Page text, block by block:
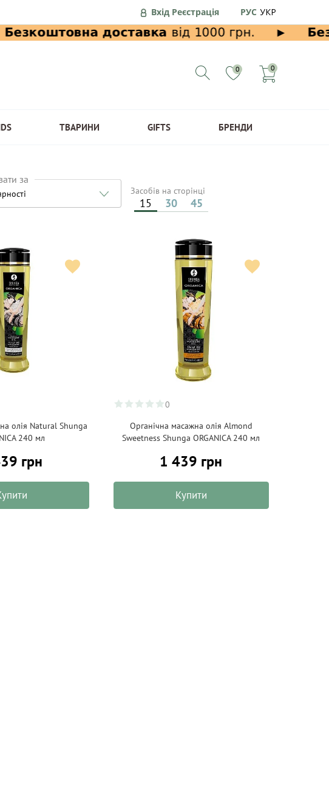
Вхід Реєстрація РУС УКР
0 0
ТВАРИНИ GIFTS БРЕНДИ
за
Засобів на сторінці
15 30 45
олія Natural Shunga
240 мл
грн
0
Органічна масажна олія Almond
Sweetness Shunga ORGANICA 240 мл
1 439 грн
Купити